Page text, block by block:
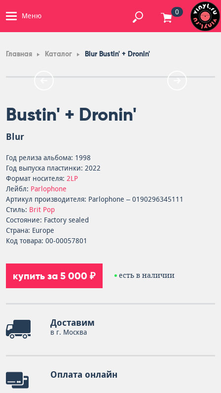
Меню 0
Главная Каталог Blur Bustin' + Dronin'
Bustin' + Dronin'
Blur
Год релиза альбома: 1998
Год выпуска пластинки: 2022
Формат носителя: 2LP
Лейбл: Parlophone
Артикул производителя: Parlophone – 0190296345111
Стиль: Brit Pop
Состояние: Factory sealed
Страна: Europe
Код товара: 00-00057801
купить за 5 000 ₽ есть в наличии
Доставим
в г. Москва
Оплата онлайн